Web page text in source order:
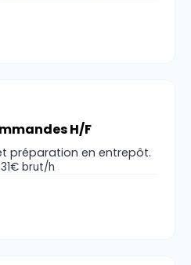
H/F
préparation en entrepôt.
brut/h